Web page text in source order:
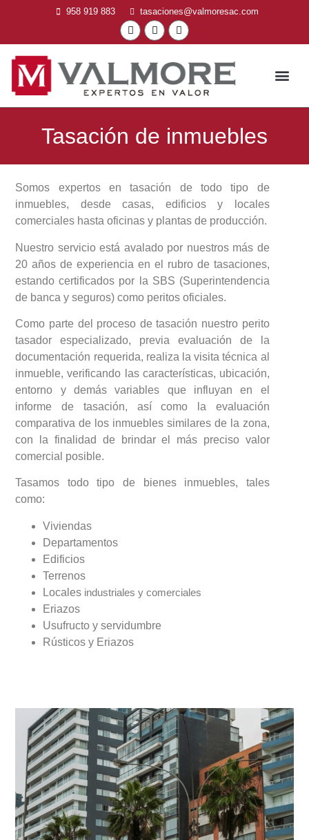
958 919 883 tasaciones@valmoresac.com
Tasación de inmuebles
Somos expertos en tasación de todo tipo de
inmuebles, desde casas, edificios y locales
comerciales hasta oficinas y plantas de producción.
Nuestro servicio está avalado por nuestros más de
20 años de experiencia en el rubro de tasaciones,
estando certificados por la SBS (Superintendencia
de banca y seguros) como peritos oficiales.
Como parte del proceso de tasación nuestro perito
tasador especializado, previa evaluación de la
documentación requerida, realiza la visita técnica al
inmueble, verificando las características, ubicación,
entorno y demás variables que influyan en el
informe de tasación, así como la evaluación
comparativa de los inmuebles similares de la zona,
con la finalidad de brindar el más preciso valor
comercial posible.
Tasamos todo tipo de bienes inmuebles, tales
como:
Viviendas
Departamentos
Edificios
Terrenos
Locales industriales y comerciales
Eriazos
Usufructo y servidumbre
Rústicos y Eriazos